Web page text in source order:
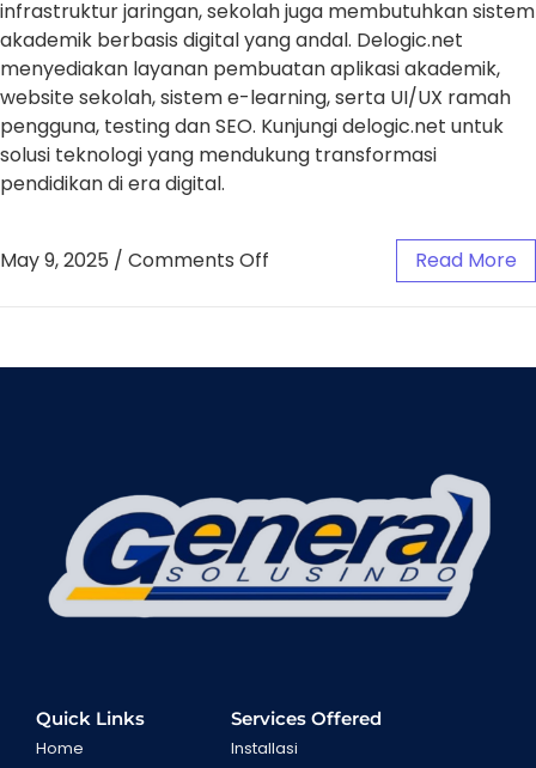
infrastruktur jaringan, sekolah juga membutuhkan sistem
akademik berbasis digital yang andal. Delogic.net
menyediakan layanan pembuatan aplikasi akademik,
website sekolah, sistem e-learning, serta UI/UX ramah
pengguna, testing dan SEO. Kunjungi delogic.net untuk
solusi teknologi yang mendukung transformasi
pendidikan di era digital.
May 9, 2025 / Comments Off Read More
Quick Links
Home
Services Offered
Installasi